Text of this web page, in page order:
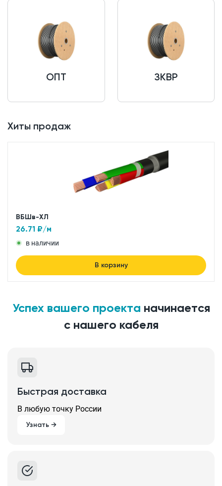
ОПТ ЗКВР
Хиты продаж
ВБШв-ХЛ
26.71 ₽/м
в наличии
В корзину
Успех вашего проекта начинается
с нашего кабеля
Быстрая доставка
В любую точку России
Узнать →